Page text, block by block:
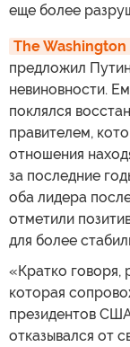
еще более
The Washington
предложил
невиновности.
поклялся
правителем,
отношения
за последние
оба лидера
отметили
для более
«Кратко говоря,
которая
президентов
отказывался от